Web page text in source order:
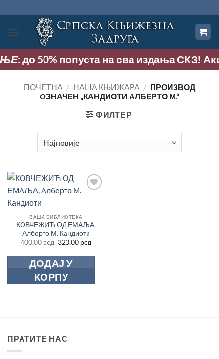
на
садржај
: до 50% попуста на сва издања СКЗ!
ПОЧЕТНА / НАША КЊИЖАРА / ПРОИЗВОД
OЗНАЧЕН „КАНДИОТИ АЛБЕРТО М.“
ФИЛТЕР
ВАША БИБЛИОТЕКА
КОВЧЕЖИЋ ОД ЕМАЉА,
Алберто М. Кандиоти
400.00рсд Оригинална
је
била:
400.00 рсд.
320.00 рсд
цена
је:
ДОДАЈ У
КОРПУ
ПРАТИТЕ НАС